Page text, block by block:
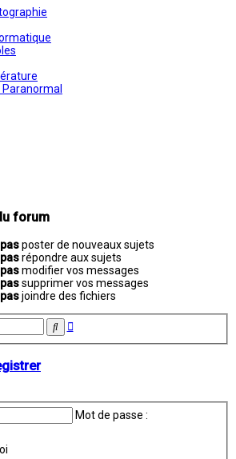
forum
poster de nouveaux sujets
répondre aux sujets
modifier vos messages
supprimer vos messages
joindre des fichiers
Rechercher
Recherche
Mot de passe :